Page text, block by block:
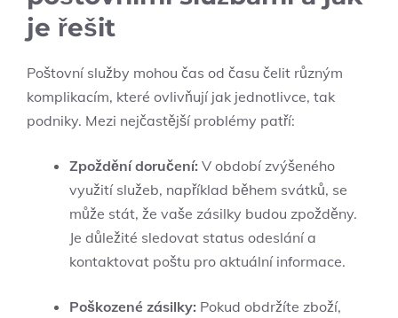
je řešit
Poštovní služby mohou čas od času čelit různým
komplikacím, které ovlivňují jak jednotlivce, tak
podniky. Mezi nejčastější problémy patří:
Zpoždění doručení: V období zvýšeného
využití služeb, například během svátků, se
může stát, že vaše zásilky budou zpožděny.
Je důležité sledovat status odeslání a
kontaktovat poštu pro aktuální informace.
Poškozené zásilky: Pokud obdržíte zboží,